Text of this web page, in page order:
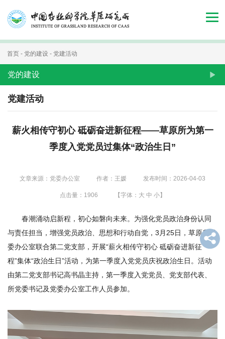
首
织
人
才
首页 - 党的建设 - 党建活动
党的建设
党建活动
薪火相传守初心 砥砺奋进新征程——草原所为第一
季度入党党员过集体“政治生日”
文章来源：党委办公室 作者：王媛 发布时间：2026-04-03
点击量： 1906 【字体： 大 中 小】
春潮涌动启新程，初心如磐向未来。为强化党员政治身份认同
与责任担当，增强党员政治、思想和行动自觉，3月25日，草原所党
委办公室联合第二党支部，开展“薪火相传守初心 砥砺奋进新征
程”集体“政治生日”活动，为第一季度入党党员庆祝政治生日。活动
由第二党支部书记高书晶主持，第一季度入党党员、党支部代表、
所党委书记及党委办公室工作人员参加。